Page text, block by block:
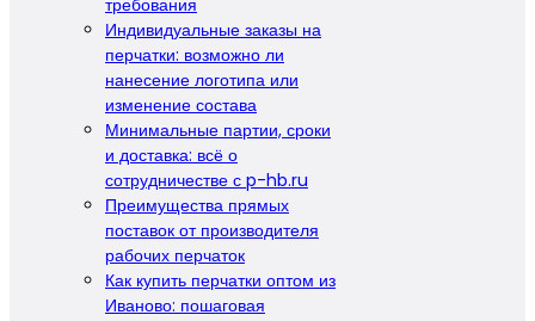
требования
Индивидуальные заказы на
перчатки: возможно ли
нанесение логотипа или
изменение состава
Минимальные партии, сроки
и доставка: всё о
сотрудничестве с p-hb.ru
Преимущества прямых
поставок от производителя
рабочих перчаток
Как купить перчатки оптом из
Иваново: пошаговая